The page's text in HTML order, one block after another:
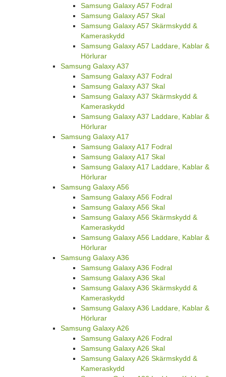
Samsung Galaxy A57 Fodral
Samsung Galaxy A57 Skal
Samsung Galaxy A57 Skärmskydd &
Kameraskydd
Samsung Galaxy A57 Laddare, Kablar &
Hörlurar
Samsung Galaxy A37
Samsung Galaxy A37 Fodral
Samsung Galaxy A37 Skal
Samsung Galaxy A37 Skärmskydd &
Kameraskydd
Samsung Galaxy A37 Laddare, Kablar &
Hörlurar
Samsung Galaxy A17
Samsung Galaxy A17 Fodral
Samsung Galaxy A17 Skal
Samsung Galaxy A17 Laddare, Kablar &
Hörlurar
Samsung Galaxy A56
Samsung Galaxy A56 Fodral
Samsung Galaxy A56 Skal
Samsung Galaxy A56 Skärmskydd &
Kameraskydd
Samsung Galaxy A56 Laddare, Kablar &
Hörlurar
Samsung Galaxy A36
Samsung Galaxy A36 Fodral
Samsung Galaxy A36 Skal
Samsung Galaxy A36 Skärmskydd &
Kameraskydd
Samsung Galaxy A36 Laddare, Kablar &
Hörlurar
Samsung Galaxy A26
Samsung Galaxy A26 Fodral
Samsung Galaxy A26 Skal
Samsung Galaxy A26 Skärmskydd &
Kameraskydd